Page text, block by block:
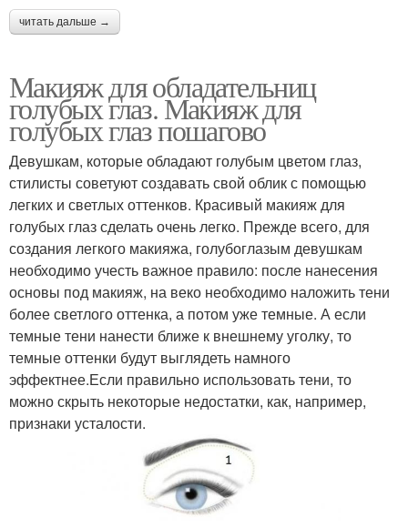
читать дальше →
Макияж для обладательниц
голубых глаз. Макияж для
голубых глаз пошагово
Девушкам, которые обладают голубым цветом глаз,
стилисты советуют создавать свой облик с помощью
легких и светлых оттенков. Красивый макияж для
голубых глаз сделать очень легко. Прежде всего, для
создания легкого макияжа, голубоглазым девушкам
необходимо учесть важное правило: после нанесения
основы под макияж, на веко необходимо наложить тени
более светлого оттенка, а потом уже темные. А если
темные тени нанести ближе к внешнему уголку, то
темные оттенки будут выглядеть намного
эффектнее.Если правильно использовать тени, то
можно скрыть некоторые недостатки, как, например,
признаки усталости.